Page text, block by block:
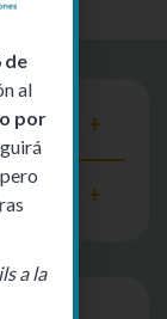
de
al
por
a la